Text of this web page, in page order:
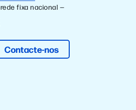
fixa nacional —
Contacte-nos